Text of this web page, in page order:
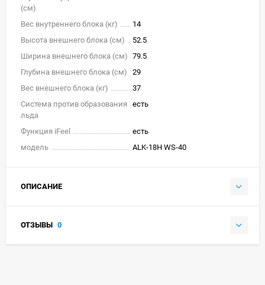
(см)
Вес внутреннего блока (кг)
14
Высота внешнего блока (см)
52.5
Ширина внешнего блока (см) 79.5
Глубина внешнего блока (см)
29
Вес внешнего блока (кг)
37
Система против образования
льда
есть
Функция iFeel
есть
модель
ALK-18H WS-40
ОПИСАНИЕ
ОТЗЫВЫ 0